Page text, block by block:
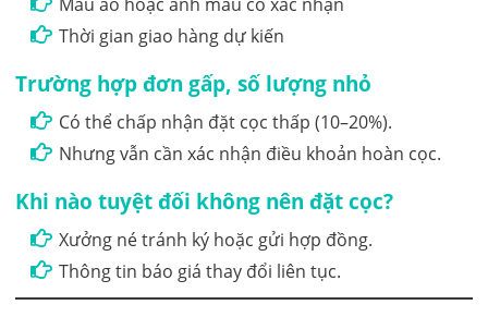
Thời gian giao hàng dự kiến
Trường hợp đơn gấp, số lượng nhỏ
Có thể chấp nhận đặt cọc thấp (10–20%).
Nhưng vẫn cần xác nhận điều khoản hoàn cọc.
Khi nào tuyệt đối không nên đặt cọc?
Xưởng né tránh ký hoặc gửi hợp đồng.
Thông tin báo giá thay đổi liên tục.